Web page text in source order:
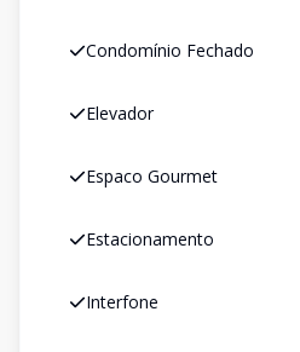
Condomínio Fechado
Elevador
Espaco Gourmet
Estacionamento
Interfone